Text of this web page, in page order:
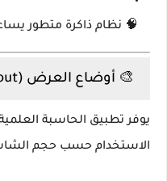
🧠 نظام ذاكرة متطور
🎨 أوضاع العرض (Layout) داخل التطبيق
يوفر تطبيق الحاسبة
الاستخدام حسب حجم